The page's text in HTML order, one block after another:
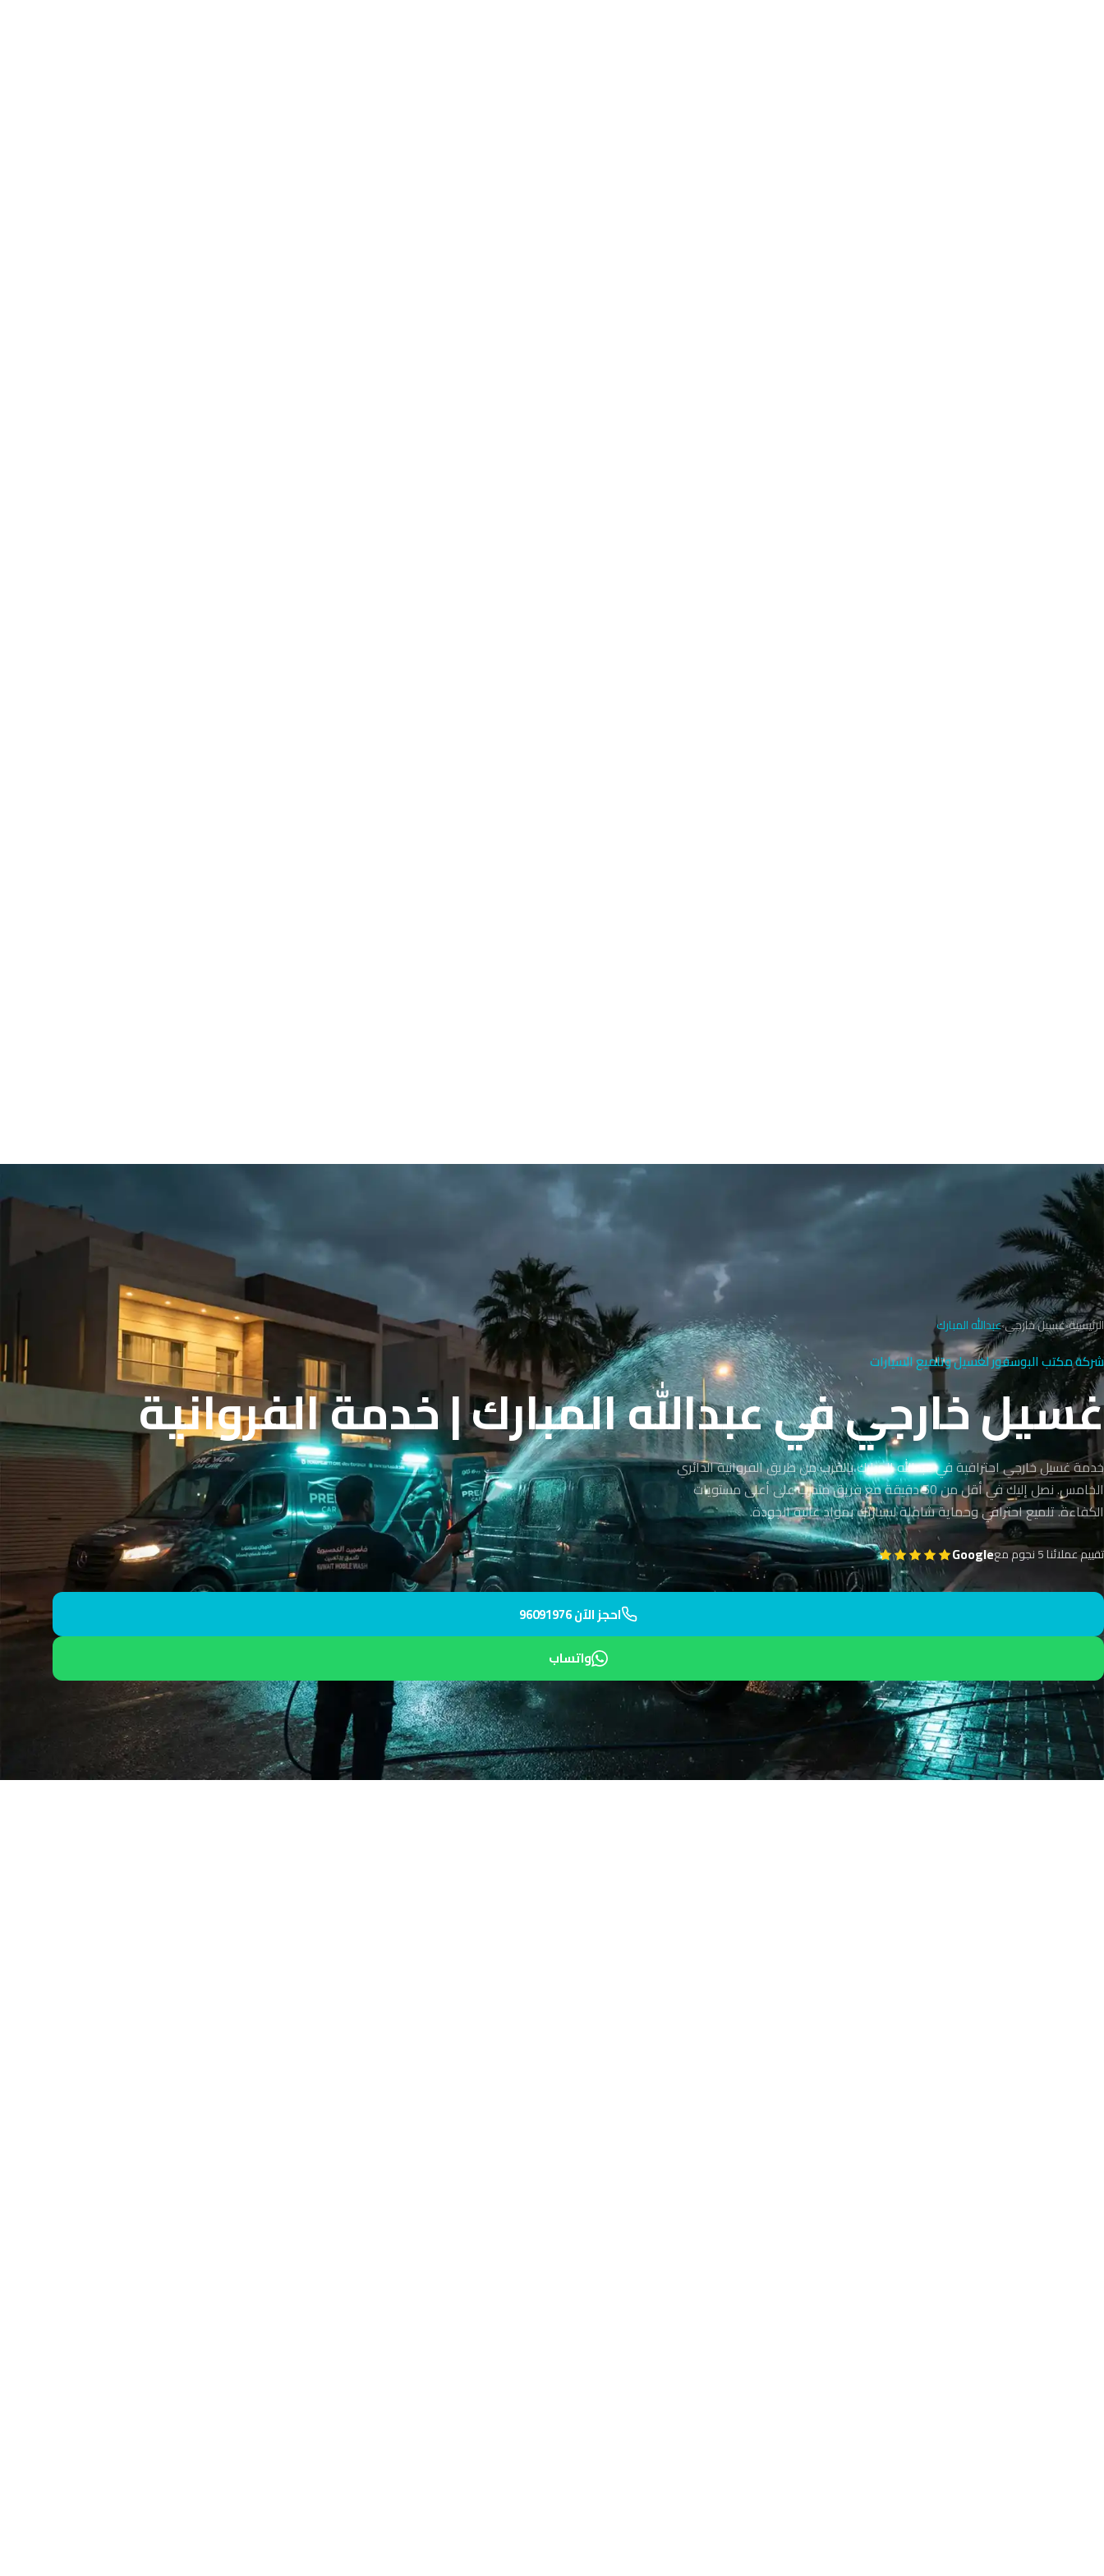
الرئيسية›غسيل خارجي›عبدالله المبارك
شركة مكتب البوسفور لغسيل وتلميع السيارات
غسيل خارجي في عبدالله المبارك | خدمة الفروانية
خدمة غسيل خارجي احترافية في عبدالله المبارك بالقرب من طريق الفروانية الدائري
الخامس. نصل إليك في أقل من 50 دقيقة مع فريق متدرب على أعلى مستويات
الكفاءة. تلميع احترافي وحماية شاملة لسيارتك بمواد عالية الجودة.
تقييم عملائنا 5 نجوم مع Google
احجز الآن 96091976
واتساب